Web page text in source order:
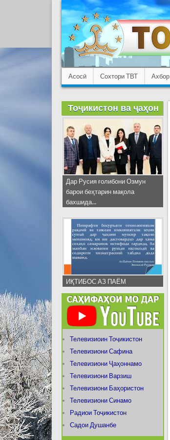
Асосӣ Сохтори ТВТ Ахбор
Тоҷикистон ва ҷаҳон
Дар Русия ғолибони Озмун
барои беҳтарин мақола
бахшида...
ИҚТИБОС АЗ ПАЁМ
Телевизиоин Тоҷикистон
Телевизиони Сафина
Телевизиони Ҷаҳоннамо
Телевизиони Варзиш
Телевизиони Баҳористон
Телевизиони Синамо
Радиои Тоҷикистон
Садои Душанбе